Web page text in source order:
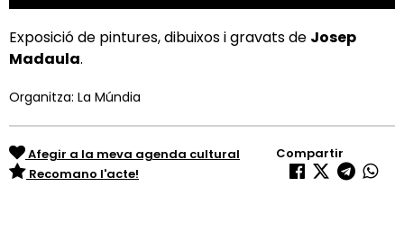
Exposició de pintures, dibuixos i gravats de Josep
Madaula.
Organitza: La Múndia
Afegir a la meva agenda cultural
Recomano l'acte!
Compartir